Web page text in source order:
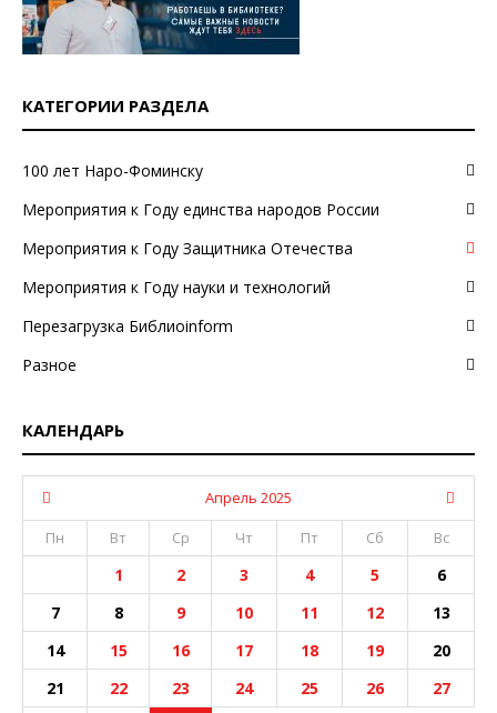
КАТЕГОРИИ РАЗДЕЛА
100 лет Наро-Фоминску
Мероприятия к Году единства народов России
Мероприятия к Году Защитника Отечества
Мероприятия к Году науки и технологий
Перезагрузка Библиоinform
Разное
КАЛЕНДАРЬ
Апрель 2025
Пн
Вт Ср Чт Пт Сб Вс
1 2 3 4 5
6
7
8 9 10 11 12
13
14
15 16 17 18 19
20
21
22 23 24 25 26
27